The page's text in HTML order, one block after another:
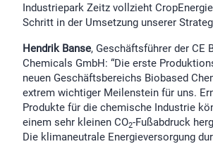
Industriepark Zeitz vollzieht
Schritt in der Umsetzung unserer
Hendrik Banse, Geschäftsführer der CE
Chemicals GmbH: “Die erste
neuen Geschäftsbereichs Biobased
extrem wichtiger Meilenstein für uns.
Produkte für die chemische Industrie
einem sehr kleinen CO2-Fußabdruck
Die klimaneutrale Energieversorgung